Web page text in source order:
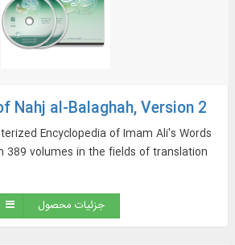
Nahj al-Balaghah, Version 2
Encyclopedia of Imam Ali's Words
389 volumes in the fields of translation
as sources of Nahj al-Balaghah in
More…
جزئیات محصول